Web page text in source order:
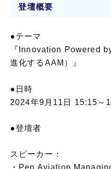
登壇概要
●テーマ
『Innovation Powered
進化するAAM）』
●日時
2024年9月11日 15:15～
●登壇者
スピーカー：
・Pen Aviation